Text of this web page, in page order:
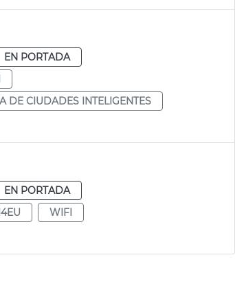
EN PORTADA
DE CIUDADES INTELIGENTES
EN PORTADA
WIFI